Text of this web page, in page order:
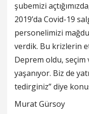
şubemizi
2019’da Covid-19
personelimizi
verdik. Bu krizlerin
Deprem oldu,
yaşanıyor. Biz de
tedirginiz” diye
Murat Gürsoy